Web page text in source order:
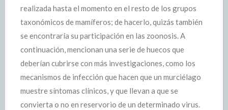
realizada hasta el momento en el resto de los grupos
taxonómicos de mamíferos; de hacerlo, quizás también
se encontraría su participación en las zoonosis. A
continuación, mencionan una serie de huecos que
deberían cubrirse con más investigaciones, como los
mecanismos de infección que hacen que un murciélago
muestre síntomas clínicos, y que llevan a que se
convierta o no en reservorio de un determinado virus.